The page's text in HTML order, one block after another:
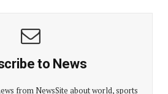
to News
from NewsSite about world, sports